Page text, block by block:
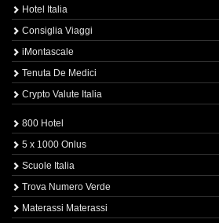
Hotel Italia
Consiglia Viaggi
iMontascale
Tenuta De Medici
Crypto Valute Italia
800 Hotel
5 x 1000 Onlus
Scuole Italia
Trova Numero Verde
Materassi Materassi